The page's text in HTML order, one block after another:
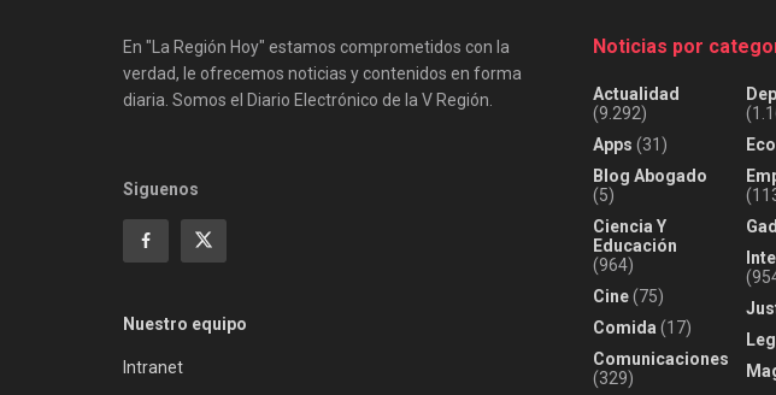
En "La Región Hoy" estamos comprometidos con la
verdad, le ofrecemos noticias y contenidos en forma
diaria. Somos el Diario Electrónico de la V Región.
Siguenos
Nuestro equipo
Intranet
Noticias por
Actualidad
(9.292)
Apps (31)
Blog Abogado
(5)
Ciencia Y
Educación
(964)
Cine(75)
Comida (17)
Comunicaciones
(329)